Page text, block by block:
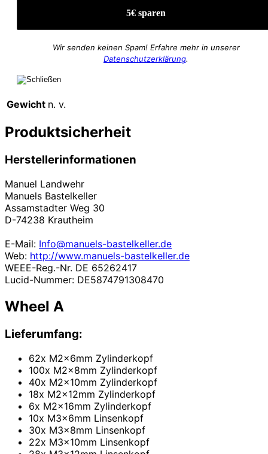
Wir senden keinen Spam! Erfahre mehr in unserer
Datenschutzerklärung.
Gewicht n. v.
Produktsicherheit
Herstellerinformationen
Manuel Landwehr
Manuels Bastelkeller
Assamstadter Weg 30
D-74238 Krautheim
E-Mail: Info@manuels-bastelkeller.de
Web: http://www.manuels-bastelkeller.de
WEEE-Reg.-Nr. DE 65262417
Lucid-Nummer: DE5874791308470
Wheel A
Lieferumfang:
62x M2x6mm Zylinderkopf
100x M2x8mm Zylinderkopf
40x M2x10mm Zylinderkopf
18x M2x12mm Zylinderkopf
6x M2x16mm Zylinderkopf
10x M3x6mm Linsenkopf
30x M3x8mm Linsenkopf
22x M3x10mm Linsenkopf